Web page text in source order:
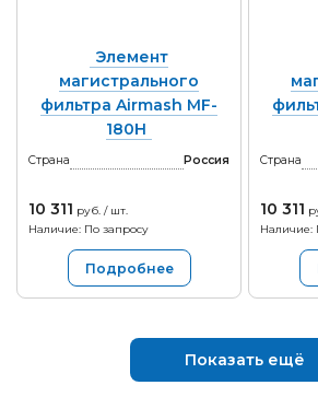
Элемент
магистрального
фильтра Airmash MF-
180H
Страна Россия
10 311 руб. / шт.
Наличие: По запросу
Подробнее
Страна
10 311
Наличие:
Показать ещё